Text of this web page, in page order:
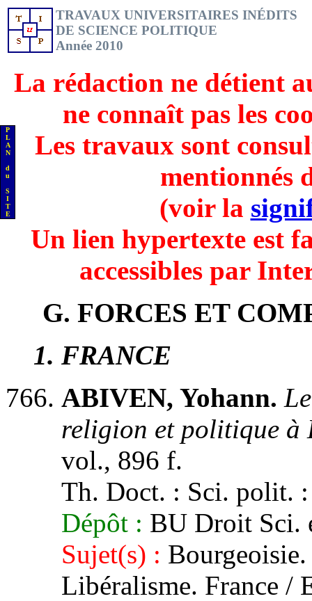
P
L
A
N
d
u
S
I
T
E
TRAVAUX UNIVERSITAIRES INÉDITS
DE SCIENCE POLITIQUE
Année 2010
La rédaction ne détient
ne connaît pas les
Les travaux sont
mentionnés
(voir la
Un lien hypertexte est
accessibles par
G. FORCES ET
1. FRANCE
ABIVEN, Yohann.
religion et politique à
vol., 896 f.
Th. Doct. : Sci. polit. :
Dépôt : BU Droit Sci.
Sujet(s) :
Libéralisme. France /